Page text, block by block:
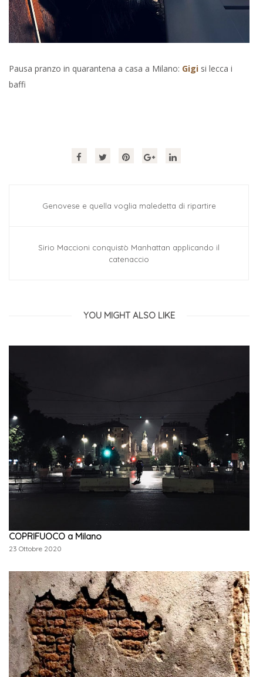
Pausa pranzo in quarantena a casa a Milano: Gigi si lecca i
baffi
Genovese e quella voglia maledetta di ripartire
Sirio Maccioni conquistò Manhattan applicando il
catenaccio
YOU MIGHT ALSO LIKE
COPRIFUOCO a Milano
23 Ottobre 2020